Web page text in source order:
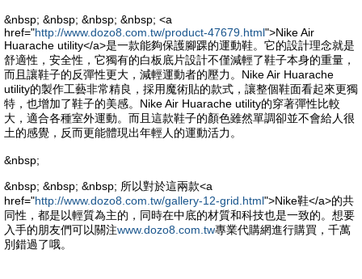
&nbsp; &nbsp; &nbsp; &nbsp; <a
href="http://www.dozo8.com.tw/product-47679.html">Nike Air
Huarache utility</a>是一款能夠保護腳踝的運動鞋。它的設計理念就是
舒適性，安全性，它獨有的白板底片設計不僅減輕了鞋子本身的重量，
而且讓鞋子的反彈性更大，減輕運動者的壓力。Nike Air Huarache
utility的製作工藝非常精良，採用魔術貼的款式，讓整個鞋面看起來更獨
特，也增加了鞋子的美感。Nike Air Huarache utility的穿著彈性比較
大，適合各種室外運動。而且這款鞋子的顏色雖然單調卻並不會給人很
土的感覺，反而更能體現出年輕人的運動活力。
&nbsp;
&nbsp; &nbsp; &nbsp; 所以對於這兩款<a
href="http://www.dozo8.com.tw/gallery-12-grid.html">Nike鞋</a>的共
同性，都是以輕質為主的，同時在中底的材質和科技也是一致的。想要
入手的朋友們可以關注www.dozo8.com.tw專業代購網進行購買，千萬
別錯過了哦。